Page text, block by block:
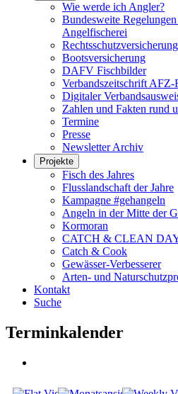
Wie werde ich Angler?
Bundesweite
Angelfischerei
Rechtsschutzversicherung
Bootsversicherung
DAFV Fischbilder
Verbandszeitschrift AFZ-
Digitaler
Zahlen und Fakten rund
Termine
Presse
Newsletter Archiv
Projekte
Fisch des Jahres
Flusslandschaft der Jahre
Kampagne #gehangeln
Angeln in der Mitte der
Kormoran
CATCH & CLEAN
Catch & Cook
Gewässer-Verbesserer
Arten- und
Kontakt
Suche
Terminkalender